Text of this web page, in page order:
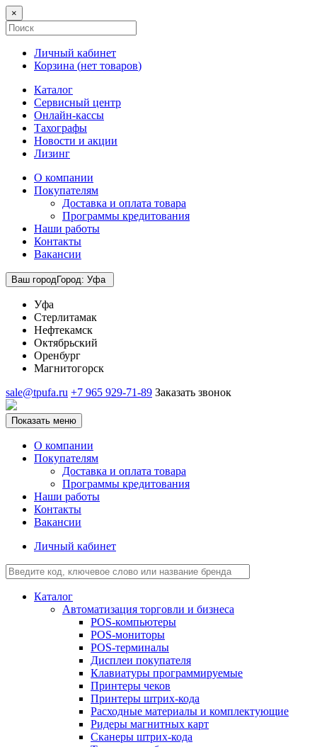
×
Личный кабинет
Корзина (нет товаров)
Каталог
Сервисный центр
Онлайн-кассы
Тахографы
Новости и акции
Лизинг
О компании
Покупателям
Доставка и оплата товара
Программы кредитования
Наши работы
Контакты
Вакансии
Ваш городГород: Уфа
Уфа
Стерлитамак
Нефтекамск
Октябрьский
Оренбург
Магнитогорск
sale@tpufa.ru +7 965 929-71-89 Заказать звонок
Показать меню
О компании
Покупателям
Доставка и оплата товара
Программы кредитования
Наши работы
Контакты
Вакансии
Личный кабинет
Каталог
Автоматизация торговли и бизнеса
POS-компьютеры
POS-мониторы
POS-терминалы
Дисплеи покупателя
Клавиатуры программируемые
Принтеры чеков
Принтеры штрих-кода
Расходные материалы и комплектующие
Ридеры магнитных карт
Сканеры штрих-кода